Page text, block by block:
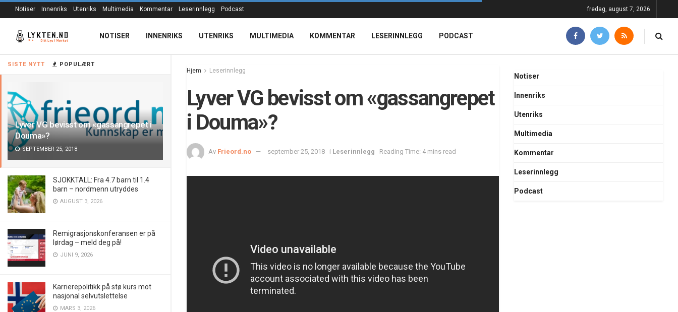
SISTE NYTT POPULÆRT
Lyver VG bevisst om «gassangrepet i
Douma»?
SEPTEMBER 25, 2018
SJOKKTALL: Fra 4.7 barn til 1.4
barn – nordmenn utryddes
AUGUST 3, 2026
Remigrasjonskonferansen er på
lørdag – meld deg på!
JUNI 9, 2026
Karrierepolitikk på stø kurs mot
nasjonal selvutslettelse
MARS 3, 2026
Notiser Innenriks Utenriks Multimedia Kommentar Leserinnlegg Podcast fredag, august 7, 2026
NOTISER INNENRIKS UTENRIKS MULTIMEDIA KOMMENTAR LESERINNLEGG PODCAST
Hjem Leserinnlegg
Lyver VG bevisst om «gassangrepet
i Douma»?
Av Frieord.no september 25, 2018 i Leserinnlegg Reading Time: 4 mins read
Notiser
Innenriks
Utenriks
Multimedia
Kommentar
Leserinnlegg
Podcast